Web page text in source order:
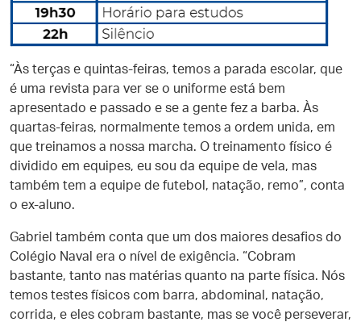
“Às terças e quintas-feiras, temos a parada escolar, que
é uma revista para ver se o uniforme está bem
apresentado e passado e se a gente fez a barba. Às
quartas-feiras, normalmente temos a ordem unida, em
que treinamos a nossa marcha. O treinamento físico é
dividido em equipes, eu sou da equipe de vela, mas
também tem a equipe de futebol, natação, remo”, conta
o ex-aluno.
Gabriel também conta que um dos maiores desafios do
Colégio Naval era o nível de exigência. “Cobram
bastante, tanto nas matérias quanto na parte física. Nós
temos testes físicos com barra, abdominal, natação,
corrida, e eles cobram bastante, mas se você perseverar,